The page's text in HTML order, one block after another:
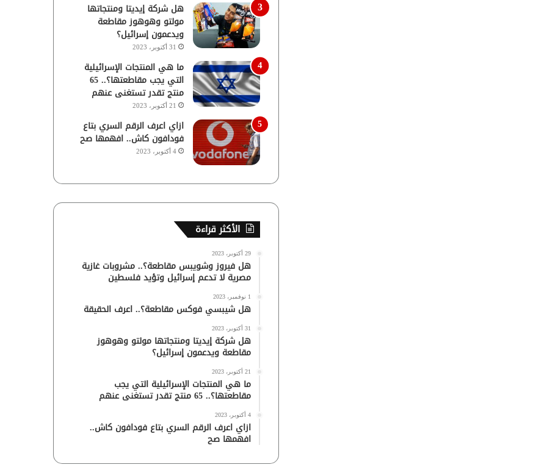
هل شركة إيديتا ومنتجاتها
مولتو وهوهوز مقاطعة
ويدعمون إسرائيل؟
31 أكتوبر، 2023
ما هي المنتجات الإسرائيلية
التي يجب مقاطعتها؟.. 65
منتج تقدر تستغنى عنهم
21 أكتوبر، 2023
ازاي اعرف الرقم السري بتاع
فودافون كاش.. افهمها صح
4 أكتوبر، 2023
الأكثر قراءة
29 أكتوبر، 2023
هل فيروز وشويبس مقاطعة؟.. مشروبات غازية
مصرية لا تدعم إسرائيل وتؤيد فلسطين
1 نوفمبر، 2023
هل شيبسي فوكس مقاطعة؟.. اعرف الحقيقة
31 أكتوبر، 2023
هل شركة إيديتا ومنتجاتها مولتو وهوهوز
مقاطعة ويدعمون إسرائيل؟
21 أكتوبر، 2023
ما هي المنتجات الإسرائيلية التي يجب
مقاطعتها؟.. 65 منتج تقدر تستغنى عنهم
4 أكتوبر، 2023
ازاي اعرف الرقم السري بتاع فودافون كاش..
افهمها صح